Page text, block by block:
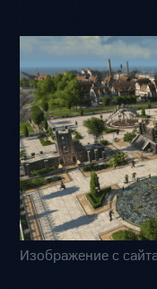
Изображение с